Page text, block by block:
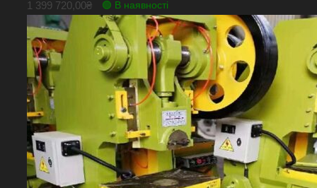
1 399 720,00₴ 🟢 В наявності